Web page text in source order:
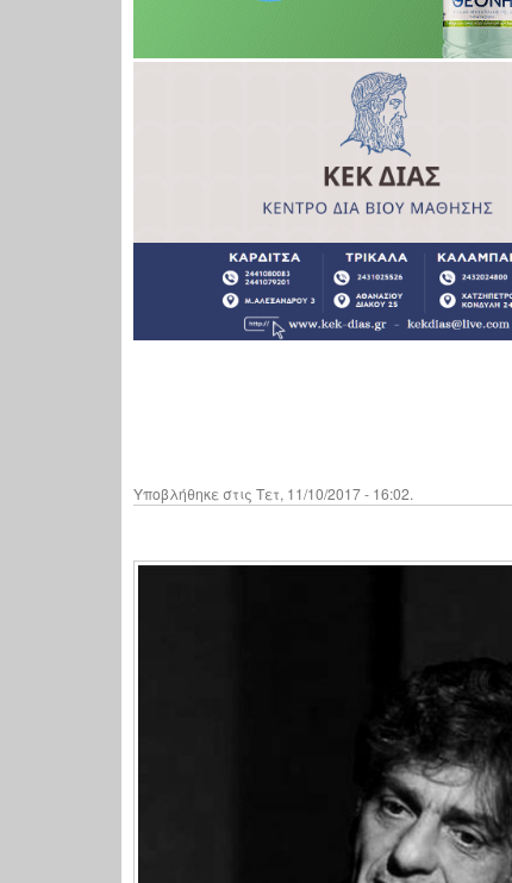
Υποβλήθηκε στις Τετ, 11/10/2017 - 16:02.